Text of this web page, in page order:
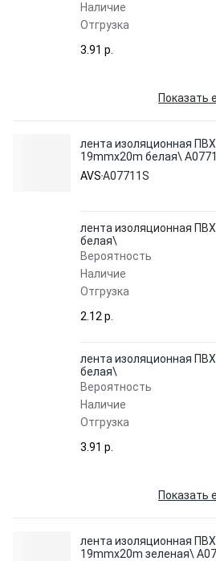
Наличие
Отгрузка
3.91 p.
Показать
лента изоляционная
19mmx20m белая\
AVSA07711S
лента изоляционная
белая\
Вероятность
Наличие
Отгрузка
2.12 p.
лента изоляционная
белая\
Вероятность
Наличие
Отгрузка
3.91 p.
Показать
лента изоляционная
19mmx20m зеленая\